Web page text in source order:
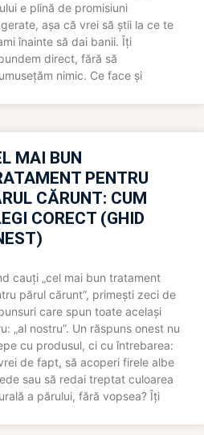
e plină de promisiuni
așa că vrei să știi la ce te
înainte să dai banii. Îți
direct, fără să
nimic. Ce face și
MAI BUN
PENTRU
CĂRUNT: CUM
CORECT (GHID
cauți „cel mai bun tratament
părul cărunt”, primești zeci de
care spun toate același
„al nostru”. Un răspuns onest nu
cu produsul, ci cu întrebarea:
de fapt, să acoperi firele albe
sau să redai treptat culoarea
a părului, fără vopsea? Îți